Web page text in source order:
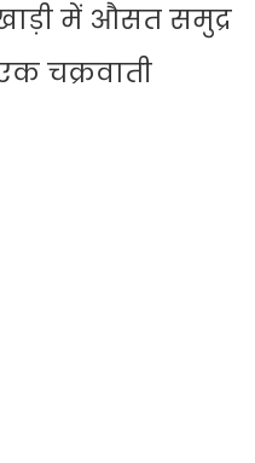
में औसत समुद्र
चक्रवाती